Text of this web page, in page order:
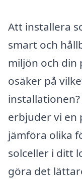
Att installera
smart och
miljön och din
osäker på
erbjuder vi en
jämföra olika
solceller i ditt
göra det